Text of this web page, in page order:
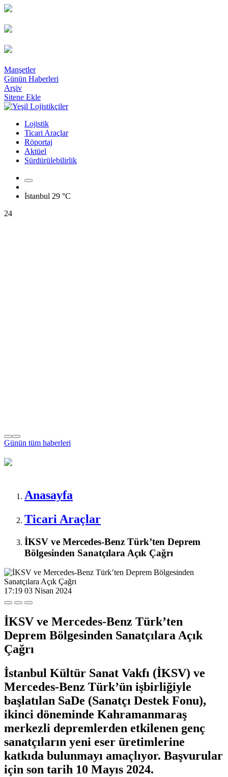
Manşetler
Günün Haberleri
Arşiv
Sitene Ekle
Lojistik
Ticari Araçlar
Röportaj
Aktüel
Sürdürülebilirlik
İstanbul 29 °C
24
Günün tüm haberleri
Anasayfa
Ticari Araçlar
İKSV ve Mercedes-Benz Türk’ten Deprem
Bölgesinden Sanatçılara Açık Çağrı
17:19 03 Nisan 2024
İKSV ve Mercedes-Benz Türk’ten
Deprem Bölgesinden Sanatçılara Açık
Çağrı
İstanbul Kültür Sanat Vakfı (İKSV) ve
Mercedes-Benz Türk’ün işbirliğiyle
başlatılan SaDe (Sanatçı Destek Fonu),
ikinci döneminde Kahramanmaraş
merkezli depremlerden etkilenen genç
sanatçıların yeni eser üretimlerine
katkıda bulunmayı amaçlıyor. Başvurular
için son tarih 10 Mayıs 2024.